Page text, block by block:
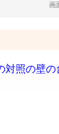
画
対照の壁